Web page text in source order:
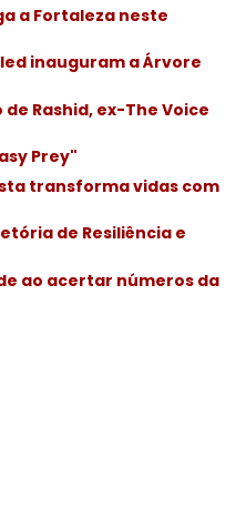
a Fortaleza neste
inauguram a Árvore
Rashid, ex-The Voice
Prey"
transforma vidas com
de Resiliência e
ao acertar números da